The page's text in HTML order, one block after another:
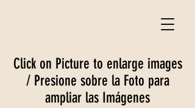
Click on Picture to enlarge images
/ Presione sobre la Foto para
ampliar las Imágenes